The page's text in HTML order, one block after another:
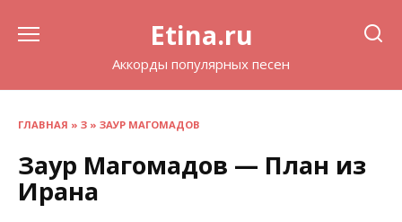
Etina.ru
Аккорды популярных песен
ГЛАВНАЯ » З » ЗАУР МАГОМАДОВ
Заур Магомадов — План из
Ирана